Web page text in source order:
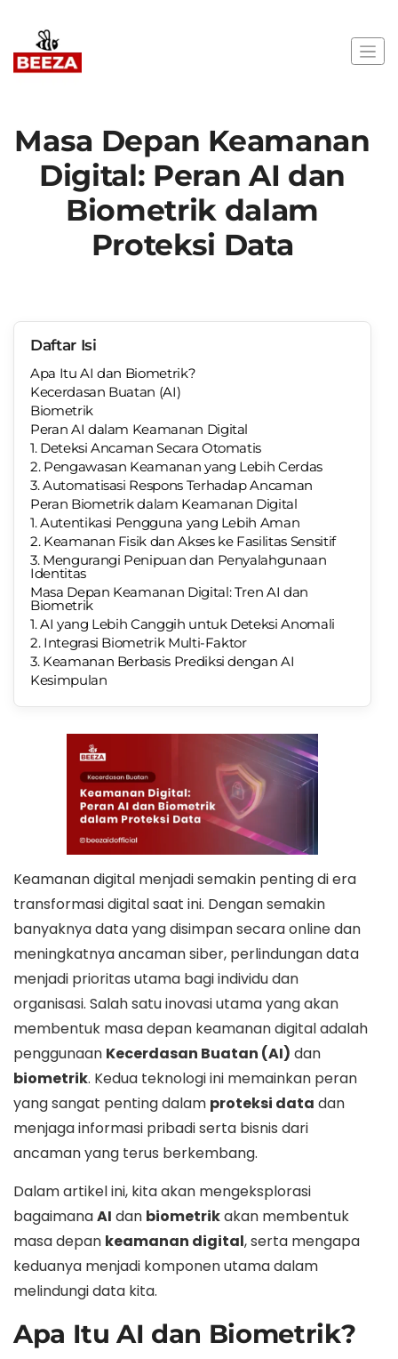
Masa Depan Keamanan
Digital: Peran AI dan
Biometrik dalam
Proteksi Data
Daftar Isi
Apa Itu AI dan Biometrik?
Kecerdasan Buatan (AI)
Biometrik
Peran AI dalam Keamanan Digital
1. Deteksi Ancaman Secara Otomatis
2. Pengawasan Keamanan yang Lebih Cerdas
3. Automatisasi Respons Terhadap Ancaman
Peran Biometrik dalam Keamanan Digital
1. Autentikasi Pengguna yang Lebih Aman
2. Keamanan Fisik dan Akses ke Fasilitas Sensitif
3. Mengurangi Penipuan dan Penyalahgunaan
Identitas
Masa Depan Keamanan Digital: Tren AI dan
Biometrik
1. AI yang Lebih Canggih untuk Deteksi Anomali
2. Integrasi Biometrik Multi-Faktor
3. Keamanan Berbasis Prediksi dengan AI
Kesimpulan
Keamanan digital menjadi semakin penting di era
transformasi digital saat ini. Dengan semakin
banyaknya data yang disimpan secara online dan
meningkatnya ancaman siber, perlindungan data
menjadi prioritas utama bagi individu dan
organisasi. Salah satu inovasi utama yang akan
membentuk masa depan keamanan digital adalah
penggunaan Kecerdasan Buatan (AI) dan
biometrik. Kedua teknologi ini memainkan peran
yang sangat penting dalam proteksi data dan
menjaga informasi pribadi serta bisnis dari
ancaman yang terus berkembang.
Dalam artikel ini, kita akan mengeksplorasi
bagaimanaAI dan biometrikakan membentuk
masa depan keamanan digital, serta mengapa
keduanya menjadi komponen utama dalam
melindungi data kita.
Apa Itu AI dan Biometrik?